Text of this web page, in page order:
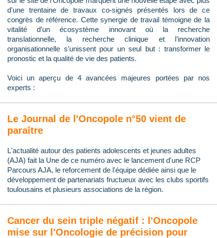
d'une trentaine de travaux co-signés présentés lors de ce
congrès de référence. Cette synergie de travail témoigne de la
vitalité d’un écosystème innovant où la recherche
translationnelle, la recherche clinique et l’innovation
organisationnelle s’unissent pour un seul but : transformer le
pronostic et la qualité de vie des patients.
Voici un aperçu de 4 avancées majeures portées par nos
experts :
Le Journal de l'Oncopole n°50 vient de
paraître
L'actualité autour des patients adolescents et jeunes adultes
(AJA) fait la Une de ce numéro avec le lancement d'une RCP
Parcours AJA, le reforcement de l'équipe dédiée ainsi que le
développement de partenariats fructueux avec les clubs sportifs
toulousains et plusieurs associations de la région.
Cancer du sein triple négatif : l'Oncopole
mise sur l'Oncologie de précision pour